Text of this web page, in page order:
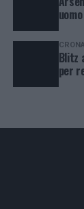
Blitz
per